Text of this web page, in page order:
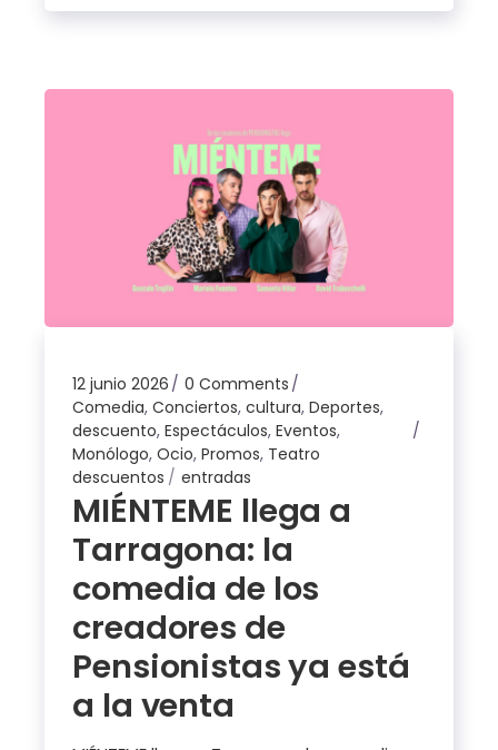
12 junio 2026
0 Comments
Comedia,Conciertos,cultura,Deportes,
descuento,Espectáculos,Eventos,
Monólogo,Ocio,Promos, Teatro
descuentos
entradas
MIÉNTEME llega a
Tarragona: la
comedia de los
creadores de
Pensionistas ya está
a la venta